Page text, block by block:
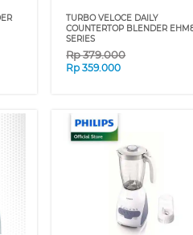
TURBO VELOCE DAILY
COUNTERTOP BLENDER
SERIES
Rp379.000
Rp359.000